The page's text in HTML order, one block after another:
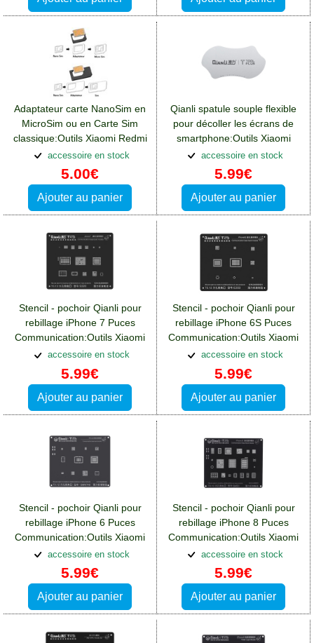
Adaptateur carte NanoSim en
MicroSim ou en Carte Sim
classique:Outils Xiaomi Redmi
13(4G)
accessoire en stock
5.00€
Ajouter au panier
Qianli spatule souple flexible
pour décoller les écrans de
smartphone:Outils Xiaomi
Redmi 13(4G)
accessoire en stock
5.99€
Ajouter au panier
Stencil - pochoir Qianli pour
rebillage iPhone 7 Puces
Communication:Outils Xiaomi
Redmi 13(4G)
accessoire en stock
5.99€
Ajouter au panier
Stencil - pochoir Qianli pour
rebillage iPhone 6S Puces
Communication:Outils Xiaomi
Redmi 13(4G)
accessoire en stock
5.99€
Ajouter au panier
Stencil - pochoir Qianli pour
rebillage iPhone 6 Puces
Communication:Outils Xiaomi
Redmi 13(4G)
accessoire en stock
5.99€
Ajouter au panier
Stencil - pochoir Qianli pour
rebillage iPhone 8 Puces
Communication:Outils Xiaomi
Redmi 13(4G)
accessoire en stock
5.99€
Ajouter au panier